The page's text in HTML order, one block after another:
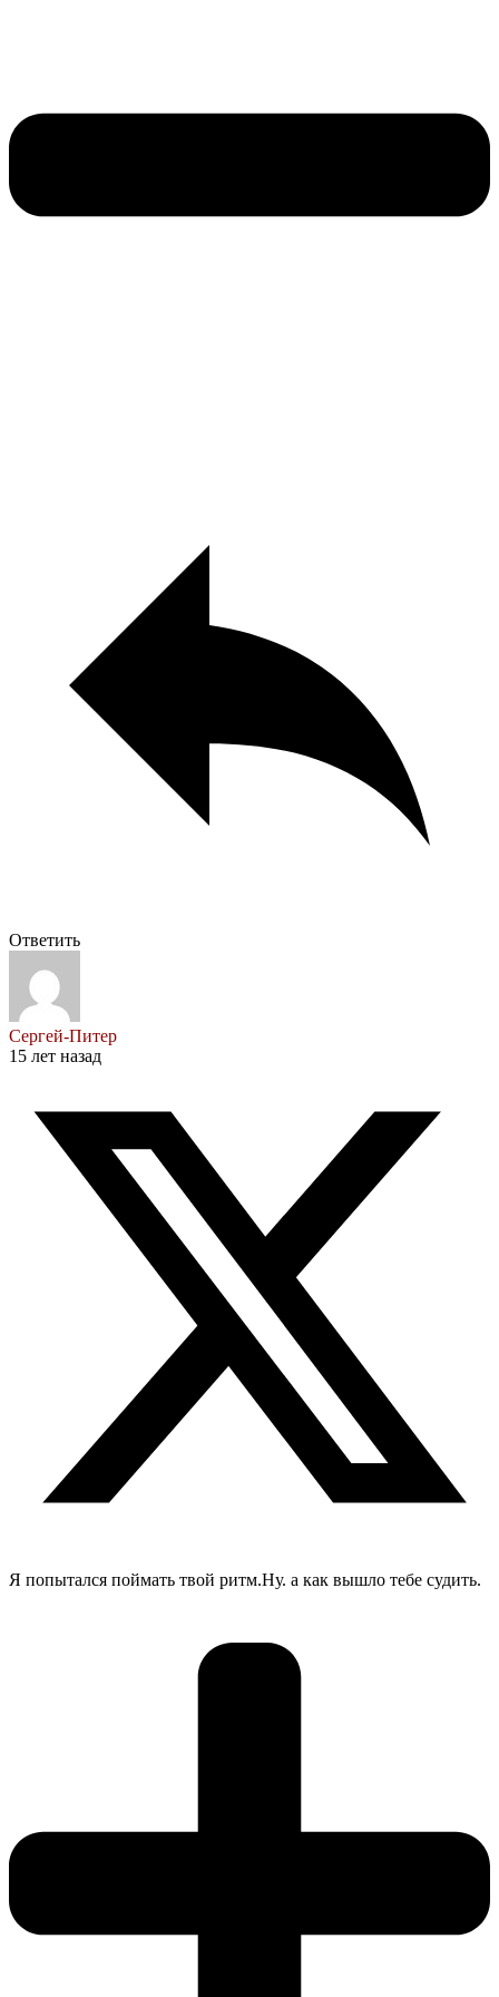
Ответить
Сергей-Питер
15 лет назад
Я попытался поймать твой ритм.Ну. а как вышло тебе судить.